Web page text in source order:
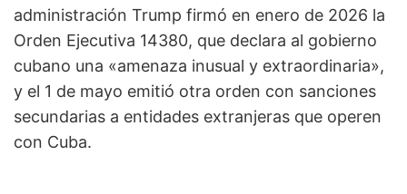
administración Trump firmó en enero de 2026 la
Orden Ejecutiva 14380, que declara al gobierno
cubano una «amenaza inusual y extraordinaria»,
y el 1 de mayo emitió otra orden con sanciones
secundarias a entidades extranjeras que operen
con Cuba.